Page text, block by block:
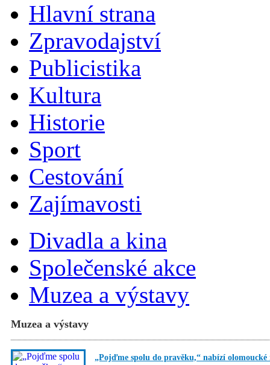
Hlavní strana
Zpravodajství
Publicistika
Kultura
Historie
Sport
Cestování
Zajímavosti
Divadla a kina
Společenské akce
Muzea a výstavy
Muzea a výstavy
„Pojďme spolu do pravěku,“ nabízí olomoucké